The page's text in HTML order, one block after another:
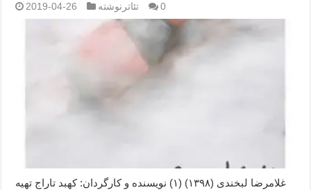
2019-04-26 تئاترنوشته 0
غلامرضا لبخندی (۱۳۹۸) (۱) نویسنده و کارگردان: کهبد تاراج تهیه